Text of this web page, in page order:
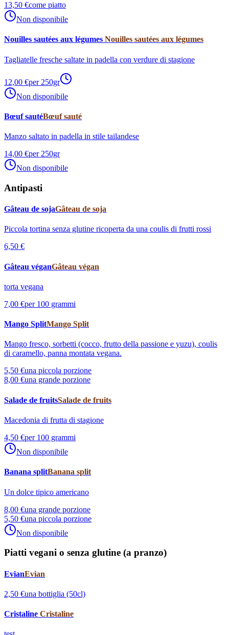
13,50 €come piatto
Non disponibile
Nouilles sautées aux légumes Nouilles sautées aux légumes
Tagliatelle fresche saltate in padella con verdure di stagione
12,00 €per 250gr
Non disponibile
Bœuf sautéBœuf sauté
Manzo saltato in padella in stile tailandese
14,00 €per 250gr
Non disponibile
Antipasti
Gâteau de sojaGâteau de soja
Piccola tortina senza glutine ricoperta da una coulis di frutti rossi
6,50 €
Gâteau véganGâteau végan
torta vegana
7,00 €per 100 grammi
Mango SplitMango Split
Mango fresco, sorbetti (cocco, frutto della passione e yuzu), coulis
di caramello, panna montata vegana.
5,50 €una piccola porzione
8,00 €una grande porzione
Salade de fruitsSalade de fruits
Macedonia di frutta di stagione
4,50 €per 100 grammi
Non disponibile
Banana splitBanana split
Un dolce tipico americano
8,00 €una grande porzione
5,50 €una piccola porzione
Non disponibile
Piatti vegani o senza glutine (a pranzo)
EvianEvian
2,50 €una bottiglia (50cl)
Cristaline Cristaline